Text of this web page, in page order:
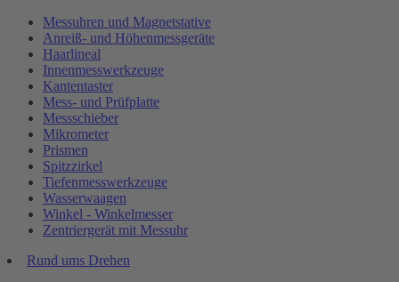
Messuhren und Magnetstative
Anreiß- und Höhenmessgeräte
Haarlineal
Innenmesswerkzeuge
Kantentaster
Mess- und Prüfplatte
Messschieber
Mikrometer
Prismen
Spitzzirkel
Tiefenmesswerkzeuge
Wasserwaagen
Winkel - Winkelmesser
Zentriergerät mit Messuhr
Rund ums Drehen